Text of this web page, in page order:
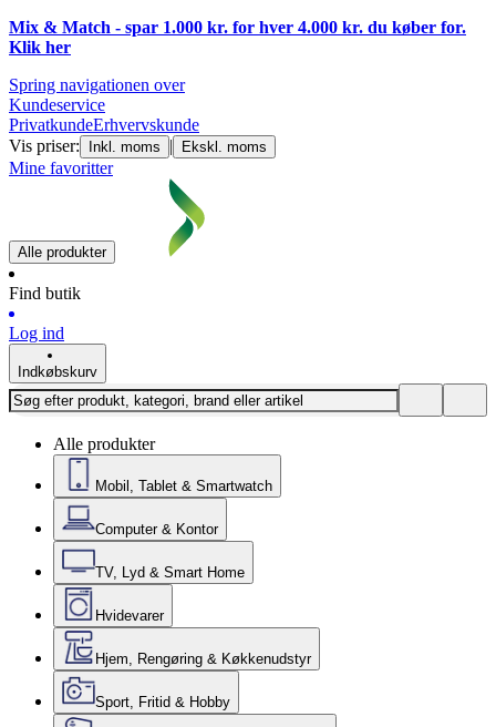
Mix & Match - spar 1.000 kr. for hver 4.000 kr. du køber for.
Klik her
Spring navigationen over
Kundeservice
PrivatkundeErhvervskunde
Vis priser:
Inkl. moms | Ekskl. moms
Mine favoritter
Alle produkter
Find butik
Log ind
Indkøbskurv
Alle produkter
Mobil, Tablet & Smartwatch
Computer & Kontor
TV, Lyd & Smart Home
Hvidevarer
Hjem, Rengøring & Køkkenudstyr
Sport, Fritid & Hobby